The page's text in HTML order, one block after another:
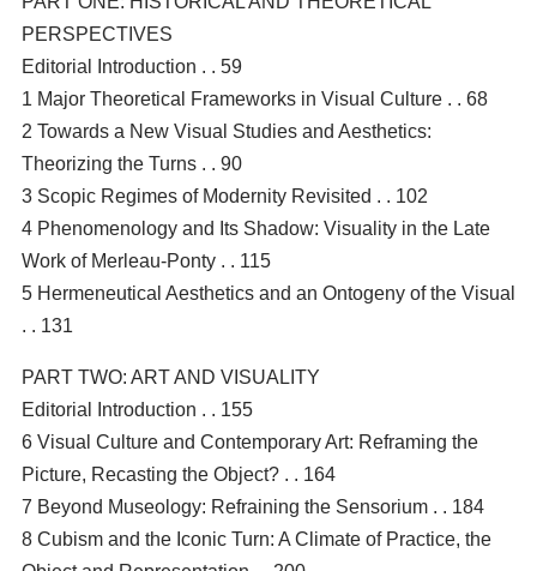
PERSPECTIVES
Editorial Introduction . . 59
1 Major Theoretical Frameworks in Visual Culture . . 68
2 Towards a New Visual Studies and Aesthetics:
Theorizing the Turns . . 90
3 Scopic Regimes of Modernity Revisited . . 102
4 Phenomenology and Its Shadow: Visuality in the Late
Work of Merleau-Ponty . . 115
5 Hermeneutical Aesthetics and an Ontogeny of the Visual
. . 131
PART TWO: ART AND VISUALITY
Editorial Introduction . . 155
6 Visual Culture and Contemporary Art: Reframing the
Picture, Recasting the Object? . . 164
7 Beyond Museology: Refraining the Sensorium . . 184
8 Cubism and the Iconic Turn: A Climate of Practice, the